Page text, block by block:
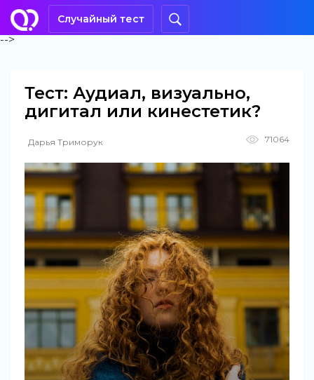
Случайный тест
-->
Тест: Аудиал, визуально,
дигитал или кинестетик?
Дарья Триморук 71064